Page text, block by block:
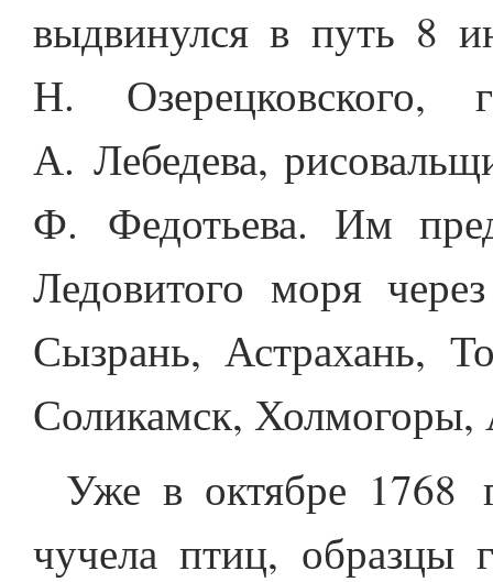
выдвинулся в путь 8
Н. Озерецковского,
А. Лебедева,
Ф. Федотьева. Им
Ледовитого моря
Сызрань, Астрахань,
Соликамск, Холмогоры,
Уже в октябре 1768
чучела птиц, образцы